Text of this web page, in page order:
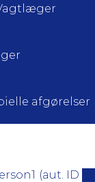
afgørelser
(aut. ID